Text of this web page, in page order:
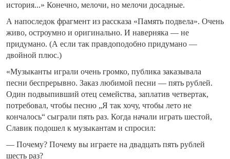
история...» Конечно, мелочи, но мелочи досадные.
А напоследок фрагмент из рассказа «Память подвела». Очень
живо, остроумно и оригинально. И наверняка — не
придумано. (А если так правдоподобно придумано —
двойной плюс.)
«Музыканты играли очень громко, публика заказывала
песни беспрерывно. Заказ любимой песни — пять рублей.
Один подвыпивший отец семейства, заплатив четвертак,
потребовал, чтобы песню „Я так хочу, чтобы лето не
кончалось“ сыграли пять раз. Когда начали играть шестой,
Славик подошел к музыкантам и спросил:
— Почему? Почему вы играете на двадцать пять рублей
шесть раз?